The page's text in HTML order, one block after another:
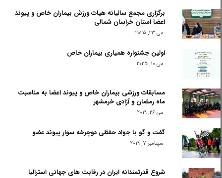
برگزاری مجمع سالیانه هیات ورزش بیماران خاص و پیوند
اعضا استان خراسان شمالی
می 23, 2025
اولین جشنواره همیاری بیماران خاص
می 10, 2025
مسابقات ورزشی بیماران خاص و پیوند اعضا به مناسبت
ماه رمضان و آزادی خرمشهر
می 26, 2019
گفت و گو با جواد حفظی دوچرخه سوار پیوند عضو
سپتامبر 7, 2019
شروع قدرتمندانه ایران در رقابت های جهانی استرالیا